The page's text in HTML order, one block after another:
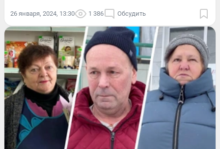
26 января, 2024, 13:30 1 386 Обсудить